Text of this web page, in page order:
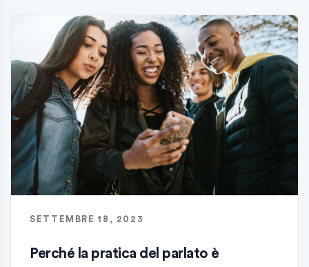
SETTEMBRE 18, 2023
Perché la pratica del parlato è